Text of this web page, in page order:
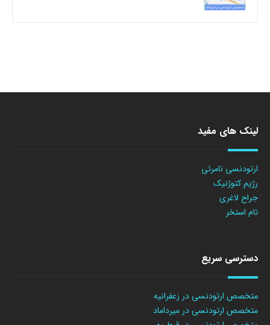
لینک های مفید
ارتودنسی نامرئی
رژیم کتوژنیک
جراح لاغری
تام استخر
دسترسی سریع
متخصص ارتودنسی در زعفرانیه
متخصص ارتودنسی در میرداماد